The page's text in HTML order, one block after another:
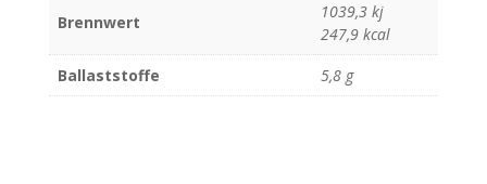
Brennwert
1039,3 kj
247,9 kcal
Ballaststoffe
5,8 g